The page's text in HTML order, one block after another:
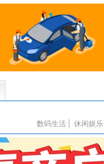
数码生活 休闲娱乐